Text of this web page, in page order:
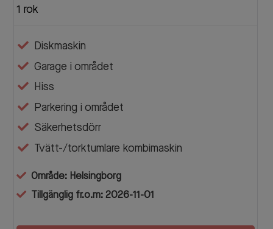
1 rok
Diskmaskin
Garage i området
Hiss
Parkering i området
Säkerhetsdörr
Tvätt-/torktumlare kombimaskin
Område: Helsingborg
Tillgänglig fr.o.m: 2026-11-01